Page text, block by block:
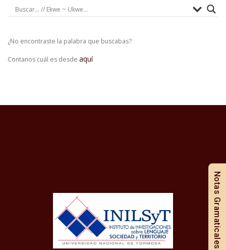
¿No encontraste la palabra que buscabas?
Contanos cuál es desde aquí
Notas Gramaticales